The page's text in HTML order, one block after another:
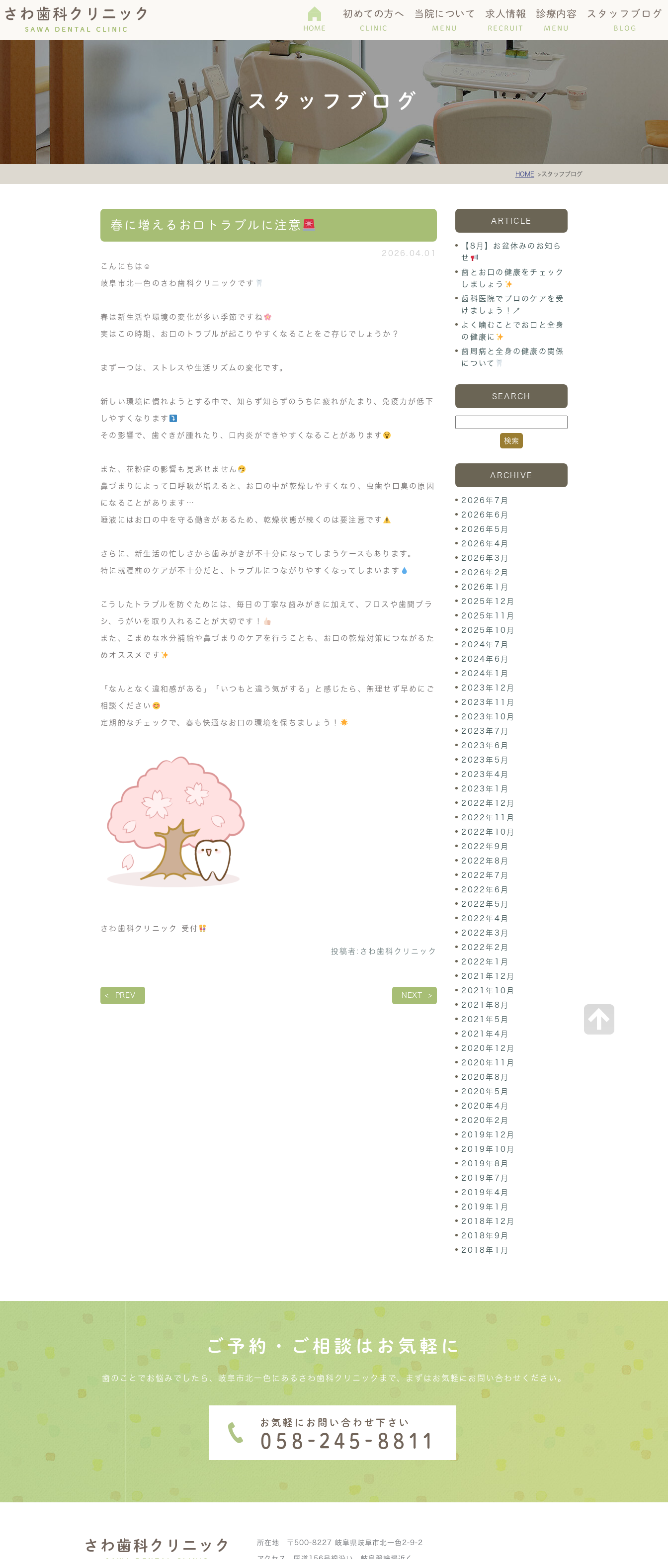
HOME
初めての方へ
CLINIC
初診について
当院について
MENU
コンセプト アクセス・診療時間
求人情報
RECRUIT
診療内容
MENU
小児歯科 歯周病・口臭 唾液検査
義歯(入れ歯) ホワイトニング マタニティー歯科
スタッフブログ
BLOG
スタッフブログ
HOME スタッフブログ
春に増えるお口トラブルに注意
2026.04.01
こんにちは☺︎
岐阜市北一色のさわ歯科クリニックです
春は新生活や環境の変化が多い季節ですね
実はこの時期、お口のトラブルが起こりやすくなることをご存じでしょうか？
まず一つは、ストレスや生活リズムの変化です。
新しい環境に慣れようとする中で、知らず知らずのうちに疲れがたまり、免疫力が低下
しやすくなります
その影響で、歯ぐきが腫れたり、口内炎ができやすくなることがあります
また、花粉症の影響も見逃せません
鼻づまりによって口呼吸が増えると、お口の中が乾燥しやすくなり、虫歯や口臭の原因
になることがあります…
唾液にはお口の中を守る働きがあるため、乾燥状態が続くのは要注意です
さらに、新生活の忙しさから歯みがきが不十分になってしまうケースもあります。
特に就寝前のケアが不十分だと、トラブルにつながりやすくなってしまいます
こうしたトラブルを防ぐためには、毎日の丁寧な歯みがきに加えて、フロスや歯間ブラ
シ、うがいを取り入れることが大切です！
また、こまめな水分補給や鼻づまりのケアを行うことも、お口の乾燥対策につながるた
めオススメです
「なんとなく違和感がある」「いつもと違う気がする」と感じたら、無理せず早めにご
相談ください
定期的なチェックで、春も快適なお口の環境を保ちましょう！
さわ歯科クリニック 受付
投稿者: さわ歯科クリニック
PREV NEXT
ARTICLE
【8月】お盆休みのお知ら
せ
歯とお口の健康をチェック
しましょう
歯科医院でプロのケアを受
けましょう！🪥
よく噛むことでお口と全身
の健康に
歯周病と全身の健康の関係
について
SEARCH
ARCHIVE
2026年7月
2026年6月
2026年5月
2026年4月
2026年3月
2026年2月
2026年1月
2025年12月
2025年11月
2025年10月
2024年7月
2024年6月
2024年1月
2023年12月
2023年11月
2023年10月
2023年7月
2023年6月
2023年5月
2023年4月
2023年1月
2022年12月
2022年11月
2022年10月
2022年9月
2022年8月
2022年7月
2022年6月
2022年5月
2022年4月
2022年3月
2022年2月
2022年1月
2021年12月
2021年10月
2021年8月
2021年5月
2021年4月
2020年12月
2020年11月
2020年8月
2020年5月
2020年4月
2020年2月
2019年12月
2019年10月
2019年8月
2019年7月
2019年4月
2019年1月
2018年12月
2018年9月
2018年1月
ご予約・ご相談はお気軽に
歯のことでお悩みでしたら、岐阜市北一色にあるさわ歯科クリニックまで、まずはお気軽にお問い合わせください。
所在地 〒500-8227 岐阜県岐阜市北一色2-9-2